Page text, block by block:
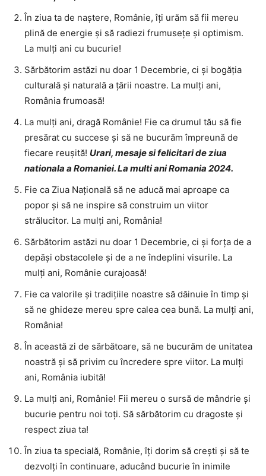
În ziua ta de naștere, Românie, îți urăm să fii mereu
plină de energie și să radiezi frumusețe și optimism.
La mulți ani cu bucurie!
Sărbătorim astăzi nu doar 1 Decembrie, ci și bogăția
culturală și naturală a țării noastre. La mulți ani,
România frumoasă!
La mulți ani, dragă Românie! Fie ca drumul tău să fie
presărat cu succese și să ne bucurăm împreună de
fiecare reușită! Urari, mesaje si felicitari de ziua
nationala a Romaniei. La multi ani Romania 2024.
Fie ca Ziua Națională să ne aducă mai aproape ca
popor și să ne inspire să construim un viitor
strălucitor. La mulți ani, România!
Sărbătorim astăzi nu doar 1 Decembrie, ci și forța de a
depăși obstacolele și de a ne îndeplini visurile. La
mulți ani, Românie curajoasă!
Fie ca valorile și tradițiile noastre să dăinuie în timp și
să ne ghideze mereu spre calea cea bună. La mulți ani,
România!
În această zi de sărbătoare, să ne bucurăm de unitatea
noastră și să privim cu încredere spre viitor. La mulți
ani, România iubită!
La mulți ani, Românie! Fii mereu o sursă de mândrie și
bucurie pentru noi toți. Să sărbătorim cu dragoste și
respect ziua ta!
În ziua ta specială, Românie, îți dorim să crești și să te
dezvolți în continuare, aducând bucurie în inimile